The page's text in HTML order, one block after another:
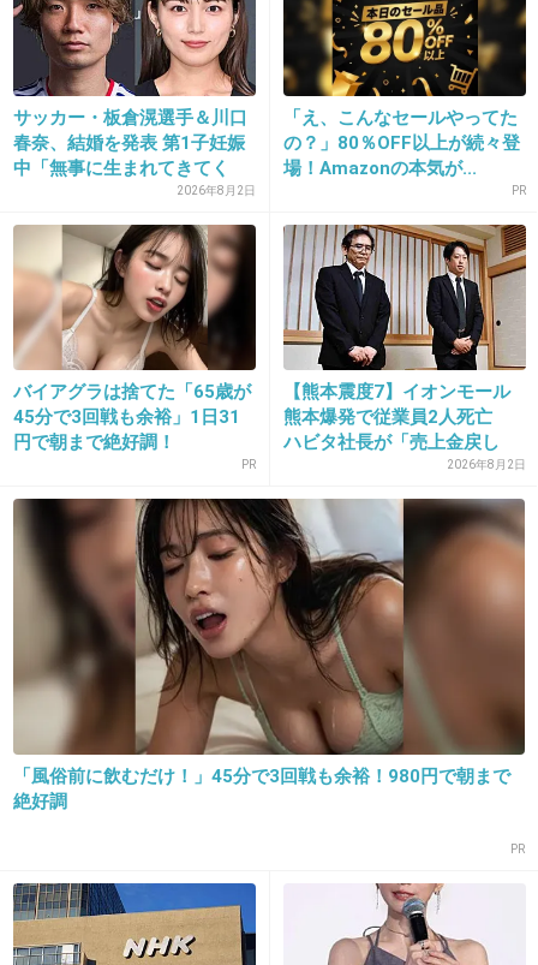
24. 匿名2018/11/09(金) 16:00:43
好きって言って
25. 匿名2018/11/09(金) 16:00:45
もしも運命なんて言葉があるなら
君と出会えたことをそう呼ぶよ
当たり前のように手を握って肩を寄せ合って
心と心でいつでも抱きしめ合って
2018/11/09(金) 16:01:06
ドタバタ廊下を走っていたら
目があった
+9 -1
家族割がお得なんだって
+6
サッカー・板倉滉選手＆川口
春奈、結婚を発表 第1子妊娠
中「無事に生まれてきてく
2026年8月2日
「え、こんなセールやってた
の？」80％OFF以上が続々登
場！Amazonの本気が...
PR
バイアグラは捨てた「65歳が
45分で3回戦も余裕」1日31
円で朝まで絶好調！
PR
【熊本震度7】イオンモール
熊本爆発で従業員2人死亡
ハビタ社長が「売上金戻し
2026年8月2日
「風俗前に飲むだけ！」45分で3回戦も余裕！980円で朝まで
絶好調
PR